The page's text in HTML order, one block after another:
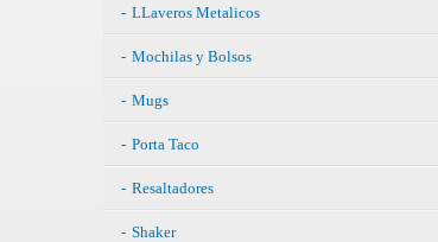
LLaveros Metalicos
Mochilas y Bolsos
Mugs
Porta Taco
Resaltadores
Shaker